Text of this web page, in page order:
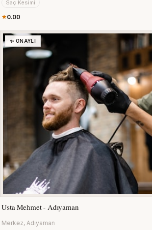
Saç Kesimi
0.00
✨ ONAYLI
Usta Mehmet - Adıyaman
Merkez, Adıyaman